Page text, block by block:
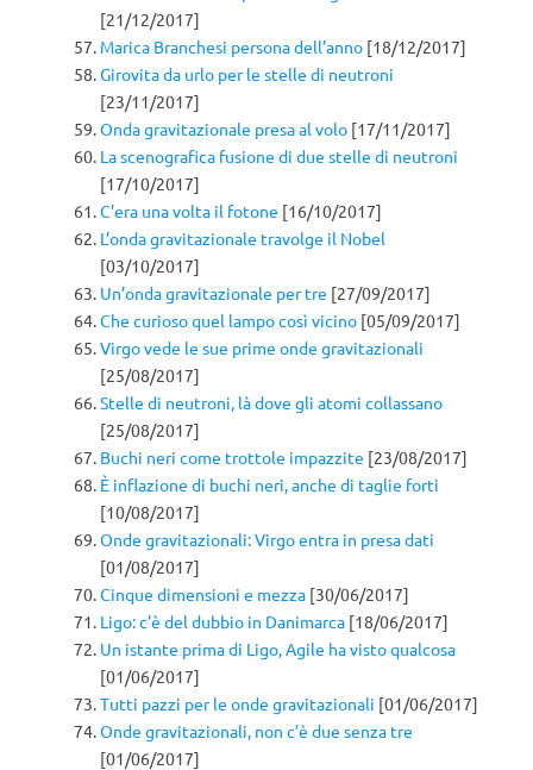
[21/12/2017]
Marica Branchesi persona dell’anno [18/12/2017]
Girovita da urlo per le stelle di neutroni
[23/11/2017]
Onda gravitazionale presa al volo [17/11/2017]
La scenografica fusione di due stelle di neutroni
[17/10/2017]
C’era una volta il fotone [16/10/2017]
L’onda gravitazionale travolge il Nobel
[03/10/2017]
Un’onda gravitazionale per tre [27/09/2017]
Che curioso quel lampo così vicino [05/09/2017]
Virgo vede le sue prime onde gravitazionali
[25/08/2017]
Stelle di neutroni, là dove gli atomi collassano
[25/08/2017]
Buchi neri come trottole impazzite [23/08/2017]
È inflazione di buchi neri, anche di taglie forti
[10/08/2017]
Onde gravitazionali: Virgo entra in presa dati
[01/08/2017]
Cinque dimensioni e mezza [30/06/2017]
Ligo: c’è del dubbio in Danimarca [18/06/2017]
Un istante prima di Ligo, Agile ha visto qualcosa
[01/06/2017]
Tutti pazzi per le onde gravitazionali [01/06/2017]
Onde gravitazionali, non c’è due senza tre
[01/06/2017]